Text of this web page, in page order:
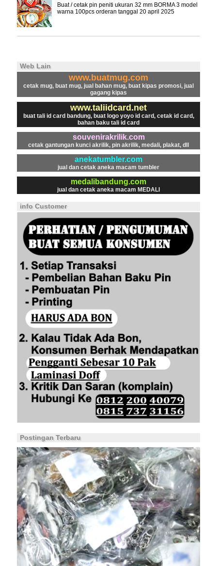
Buat / cetak pin peniti ukuran 32 mm BORMA 3 model
warna 100pcs orderan tanggal 20 april 2025
Web Lain
www.buatmug.com
cetak mug, buat mug, jual bahan mug, buat kipas promosi, jual
gagang kipas
www.taliidcard.net
buat tali id card bandung, buat logo yoyo id card, cetak id card,
bahan baku tali id card
souvenirakrilik.com
cetak gantungan kunci akrilik, pin akrilik, medali, plakat, dll
anekatumbler.com
jual dan cetak aneka macam tumbler
medalibandung.com
jual dan cetak aneka macam MEDALI
info Customer
Postingan Terbaru